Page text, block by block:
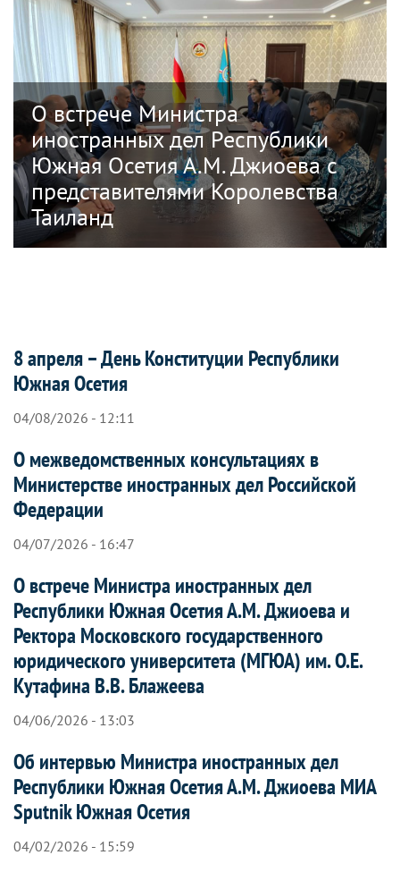
О встрече Министра
иностранных дел Республики
Южная Осетия А.М. Джиоева с
представителями Королевства
Таиланд
8 апреля – День Конституции Республики
Южная Осетия
04/08/2026 - 12:11
О межведомственных консультациях в
Министерстве иностранных дел Российской
Федерации
04/07/2026 - 16:47
О встрече Министра иностранных дел
Республики Южная Осетия А.М. Джиоева и
Ректора Московского государственного
юридического университета (МГЮА) им. О.Е.
Кутафина В.В. Блажеева
04/06/2026 - 13:03
Об интервью Министра иностранных дел
Республики Южная Осетия А.М. Джиоева МИА
Sputnik Южная Осетия
04/02/2026 - 15:59